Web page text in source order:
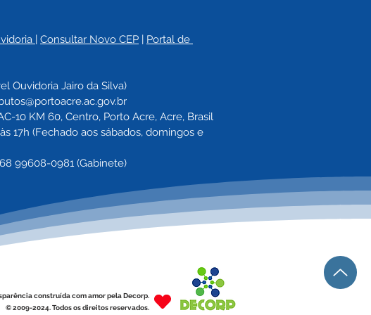
| Consultar Novo CEP | Portal de
Ouvidoria Jairo da Silva)
10 KM 60, Centro, Porto Acre, Acre, Brasil
17h (Fechado aos sábados, domingos e
99608-0981 (Gabinete)
construída com amor pela Decorp.
© 2009-2024. Todos os direitos reservados.